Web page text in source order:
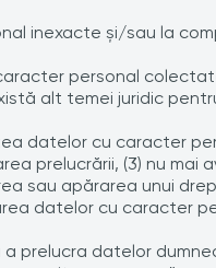
inexacte şi/sau la
personal
alt temei juridic
datelor cu caracter
prelucrării, (3) nu mai
sau apărarea unui
datelor cu caracter
prelucra datelor